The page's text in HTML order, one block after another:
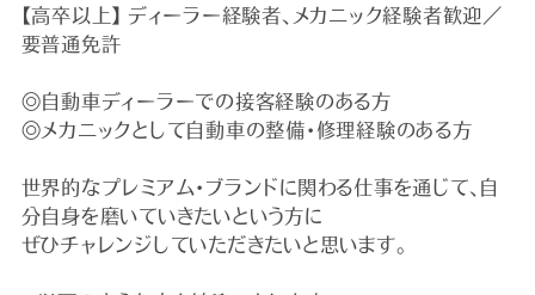
【高卒以上】 ディーラー経験者、メカニック経験者歓迎／
要普通免許
◎自動車ディーラーでの接客経験のある方
◎メカニックとして自動車の整備・修理経験のある方
世界的なプレミアム・ブランドに関わる仕事を通じて、自
分自身を磨いていきたいという方に
ぜひチャレンジしていただきたいと思います。